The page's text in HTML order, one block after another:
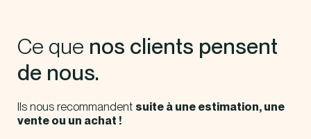
Ce que nos clients pensent
de nous.
Ils nous recommandent suite à une estimation, une
vente ou un achat !